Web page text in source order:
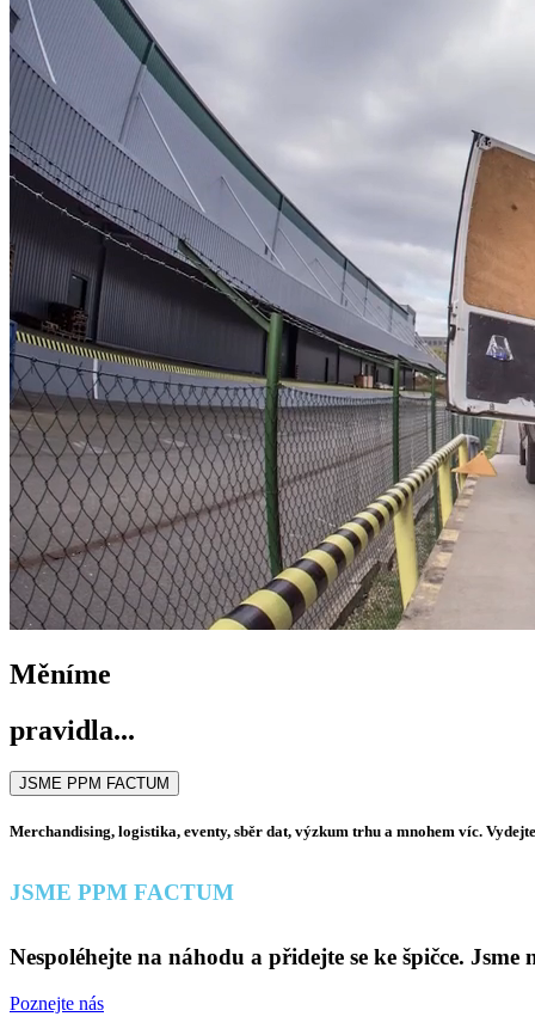
Měníme
pravidla...
JSME PPM FACTUM
Merchandising, logistika, eventy, sběr dat, výzkum trhu a mnohem víc.
JSME PPM FACTUM
Nespoléhejte na náhodu a přidejte se ke špičce.
Poznejte nás